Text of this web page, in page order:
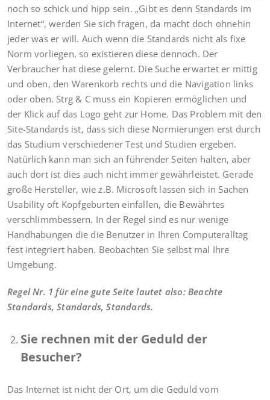
noch so schick und hipp sein. „Gibt es denn Standards im
Internet“, werden Sie sich fragen, da macht doch ohnehin
jeder was er will. Auch wenn die Standards nicht als fixe
Norm vorliegen, so existieren diese dennoch. Der
Verbraucher hat diese gelernt. Die Suche erwartet er mittig
und oben, den Warenkorb rechts und die Navigation links
oder oben. Strg & C muss ein Kopieren ermöglichen und
der Klick auf das Logo geht zur Home. Das Problem mit den
Site-Standards ist, dass sich diese Normierungen erst durch
das Studium verschiedener Test und Studien ergeben.
Natürlich kann man sich an führender Seiten halten, aber
auch dort ist dies auch nicht immer gewährleistet. Gerade
große Hersteller, wie z.B. Microsoft lassen sich in Sachen
Usability oft Kopfgeburten einfallen, die Bewährtes
verschlimmbessern. In der Regel sind es nur wenige
Handhabungen die die Benutzer in Ihren Computeralltag
fest integriert haben. Beobachten Sie selbst mal Ihre
Umgebung.
Regel Nr. 1 für eine gute Seite lautet also: Beachte
Standards, Standards, Standards.
Sie rechnen mit der Geduld der
Besucher?
Das Internet ist nicht der Ort, um die Geduld vom